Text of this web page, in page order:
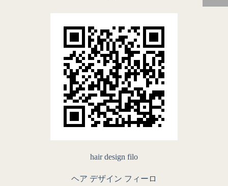
hair design filo
ヘア デザイン フィーロ